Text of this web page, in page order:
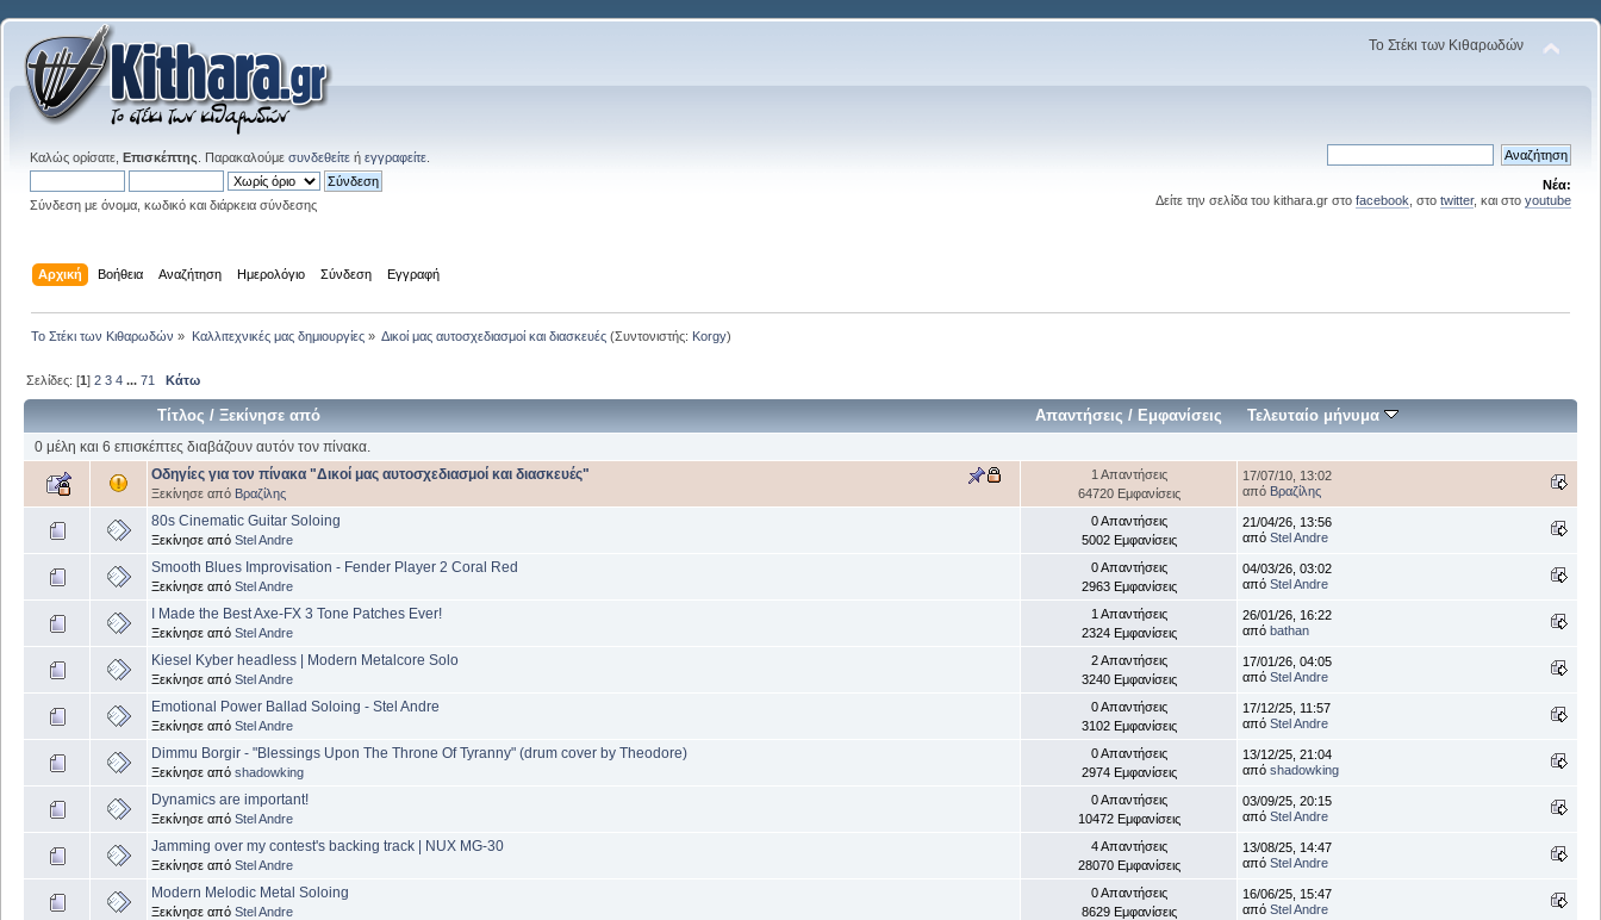
Το Στέκι των Κιθαρωδών
Καλώς ορίσατε, Επισκέπτης . Παρακαλούμε συνδεθείτε ή εγγραφείτε
Σύνδεση με όνομα, κωδικό και διάρκεια σύνδεσης
Νέα:
Δείτε την σελίδα του kithara.gr στο facebook , στο twitter, και στο youtube
Αρχική Βοήθεια Αναζήτηση Ημερολόγιο Σύνδεση Εγγραφή
Το Στέκι των Κιθαρωδών » Καλλιτεχνικές μας δημιουργίες» Δικοί μας αυτοσχεδιασμοί και διασκευές(Συντονιστής: Korgy)
Σελίδες: [1]2 3 4 ...71 Κάτω
Τίτλος /Ξεκίνησε από Απαντήσεις / Εμφανίσεις Τελευταίο μήνυμα
0 μέλη και 6 επισκέπτες διαβάζουν αυτόν τον πίνακα.
Οδηγίες για τον πίνακα "Δικοί μας αυτοσχεδιασμοί και διασκευές"
Ξεκίνησε από Βραζίλης
1 Απαντήσεις
64720 Εμφανίσεις
17/07/10, 13:02
από Βραζίλης
80s Cinematic Guitar Soloing
Ξεκίνησε από Stel Andre
0 Απαντήσεις
5002 Εμφανίσεις
21/04/26, 13:56
από Stel Andre
Smooth Blues Improvisation - Fender Player 2 Coral Red
Ξεκίνησε από Stel Andre
0 Απαντήσεις
2963 Εμφανίσεις
04/03/26, 03:02
από Stel Andre
I Made the Best Axe-FX 3 Tone Patches Ever!
Ξεκίνησε από Stel Andre
1 Απαντήσεις
2324 Εμφανίσεις
26/01/26, 16:22
από bathan
Kiesel Kyber headless | Modern Metalcore Solo
Ξεκίνησε από Stel Andre
2 Απαντήσεις
3240 Εμφανίσεις
17/01/26, 04:05
από Stel Andre
Emotional Power Ballad Soloing - Stel Andre
Ξεκίνησε από Stel Andre
0 Απαντήσεις
3102 Εμφανίσεις
17/12/25, 11:57
από Stel Andre
Dimmu Borgir - "Blessings Upon The Throne Of Tyranny" (drum cover by Theodore)
Ξεκίνησε από shadowking
0 Απαντήσεις
2974 Εμφανίσεις
13/12/25, 21:04
από shadowking
Dynamics are important!
Ξεκίνησε από Stel Andre
0 Απαντήσεις
10472 Εμφανίσεις
03/09/25, 20:15
από Stel Andre
Jamming over my contest's backing track | NUX MG-30
Ξεκίνησε από Stel Andre
4 Απαντήσεις
28070 Εμφανίσεις
13/08/25, 14:47
από Stel Andre
Modern Melodic Metal Soloing
Ξεκίνησε από Stel Andre
0 Απαντήσεις
8629 Εμφανίσεις
16/06/25, 15:47
από Stel Andre